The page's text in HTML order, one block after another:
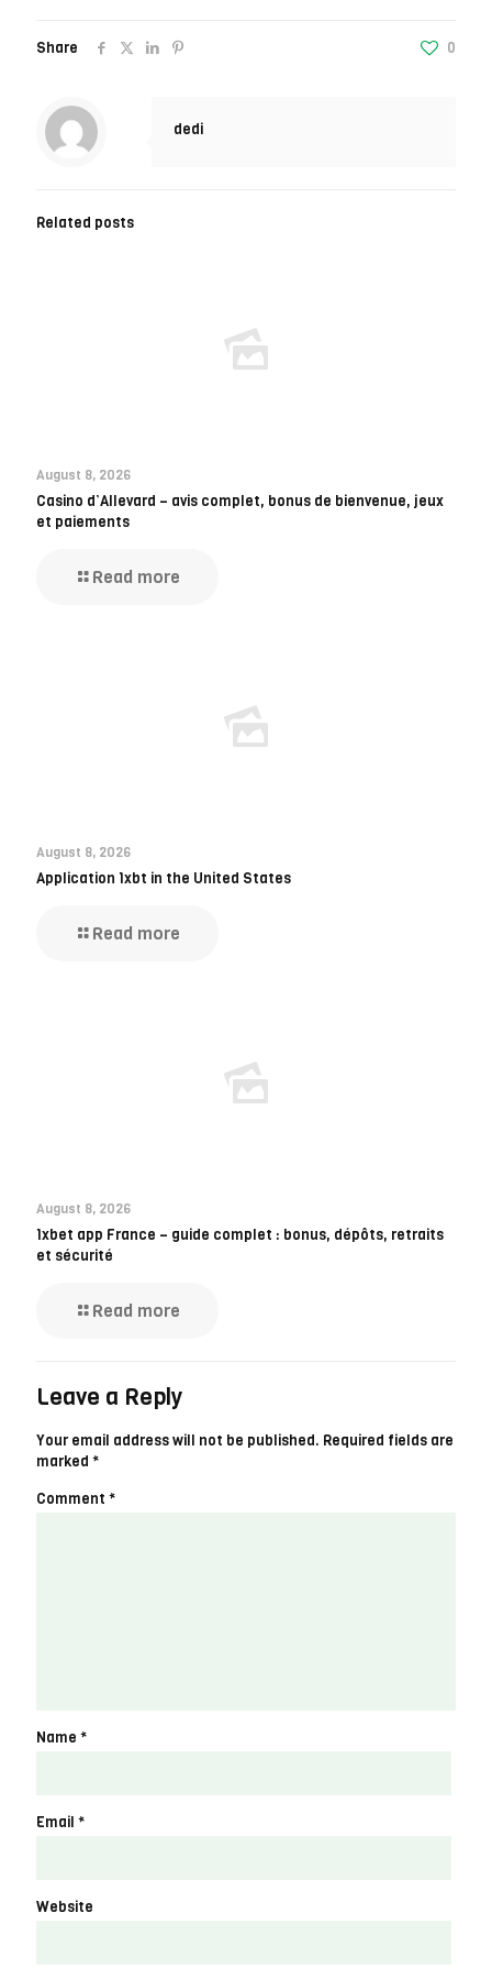
Share 0
dedi
Related posts
August 8, 2026
Casino d’Allevard – avis complet, bonus de bienvenue, jeux
et paiements
Read more
August 8, 2026
Application 1xbt in the United States
Read more
August 8, 2026
1xbet app France – guide complet : bonus, dépôts, retraits
et sécurité
Read more
Leave a Reply
Your email address will not be published. Required fields are
marked *
Comment *
Name *
Email *
Website